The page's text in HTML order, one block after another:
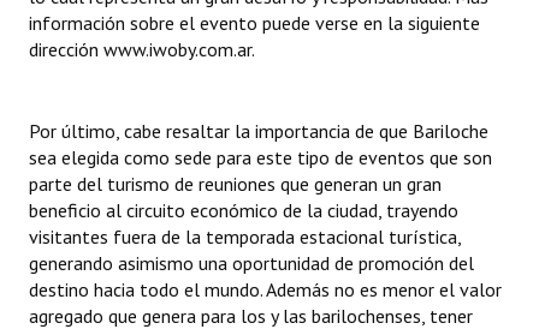
información sobre el evento puede verse en la siguiente
dirección www.iwoby.com.ar.
Por último, cabe resaltar la importancia de que Bariloche
sea elegida como sede para este tipo de eventos que son
parte del turismo de reuniones que generan un gran
beneficio al circuito económico de la ciudad, trayendo
visitantes fuera de la temporada estacional turística,
generando asimismo una oportunidad de promoción del
destino hacia todo el mundo. Además no es menor el valor
agregado que genera para los y las barilochenses, tener